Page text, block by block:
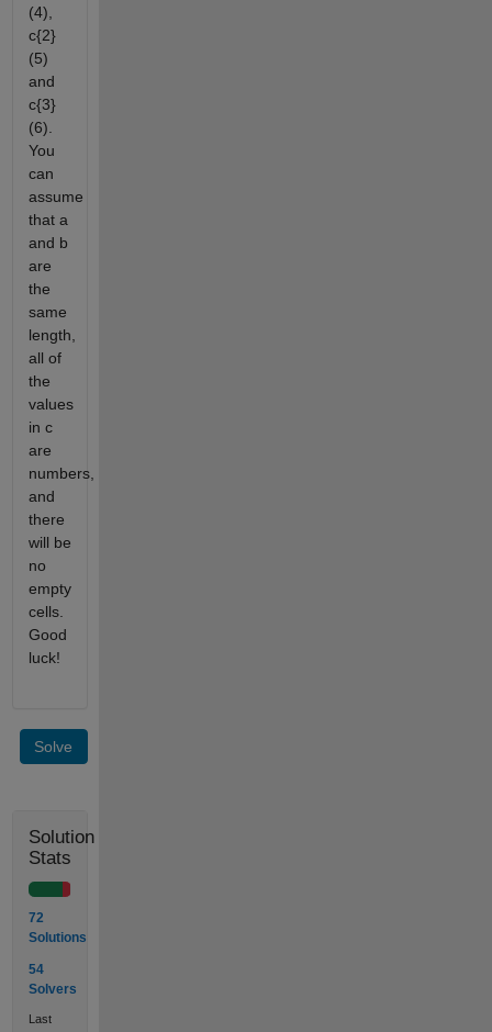
(4),
c{2}
(5)
and
c{3}
(6).
You
can
assume
that a
and b
are
the
same
length,
all of
the
values
in c
are
numbers,
and
there
will be
no
empty
cells.
Good
luck!
Solve
Solution
Stats
72
Solutions
54
Solvers
Last